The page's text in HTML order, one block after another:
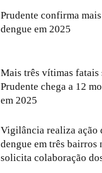
Prudente confirma
dengue em 2025
Mais três vítimas fatais
Prudente chega a 12
em 2025
Vigilância realiza ação
dengue em três bairros
solicita colaboração